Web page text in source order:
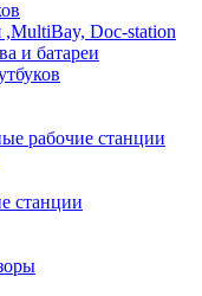
Doc-station
и батареи
рабочие станции
станции